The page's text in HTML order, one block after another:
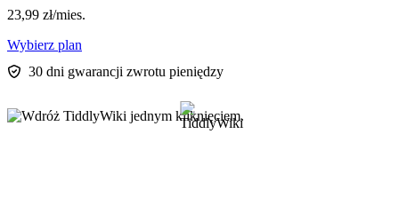
23,99 zł/mies.
Wybierz plan
30 dni gwarancji zwrotu pieniędzy